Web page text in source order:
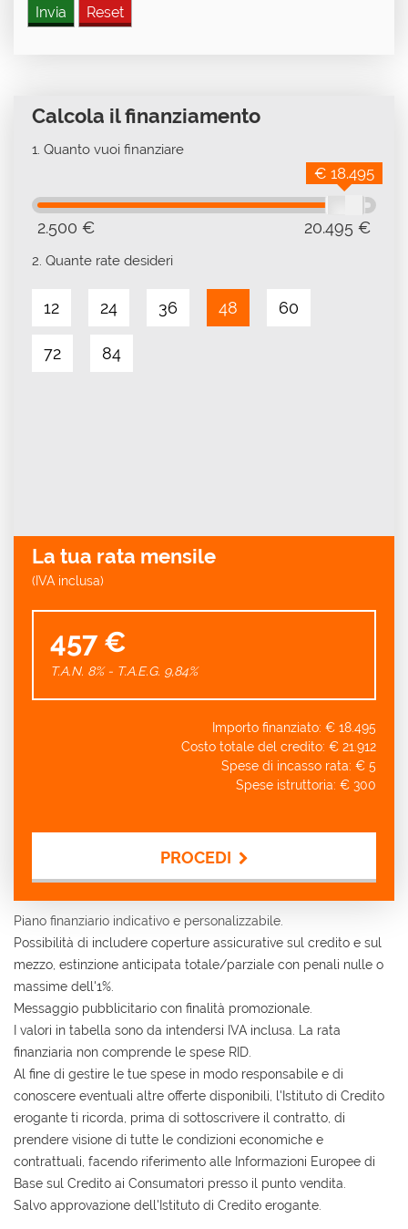
Calcola il finanziamento
1. Quanto vuoi finanziare
2.500 € 20.495 €
€ 18.495
2. Quante rate desideri
12 24 36 48 60
72 84
La tua rata mensile
(IVA inclusa)
457 €
T.A.N. 8% - T.A.E.G. 9,84%
Importo finanziato: € 18.495
Costo totale del credito: € 21.912
Spese di incasso rata: € 5
Spese istruttoria: € 300
PROCEDI
Contattaci
Ho letto e accettol'informativa privacy*
Piano finanziario indicativo e personalizzabile.
Possibilità di includere coperture assicurative sul credito e sul
mezzo, estinzione anticipata totale/parziale con penali nulle o
massime dell'1%.
Messaggio pubblicitario con finalità promozionale.
I valori in tabella sono da intendersi IVA inclusa. La rata
finanziaria non comprende le spese RID.
Al fine di gestire le tue spese in modo responsabile e di
conoscere eventuali altre offerte disponibili, l'Istituto di Credito
erogante ti ricorda, prima di sottoscrivere il contratto, di
prendere visione di tutte le condizioni economiche e
contrattuali, facendo riferimento alle Informazioni Europee di
Base sul Credito ai Consumatori presso il punto vendita.
Salvo approvazione dell'Istituto di Credito erogante.